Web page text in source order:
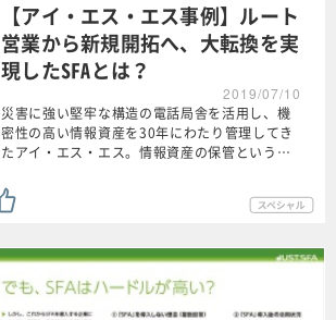
【アイ・エス・エス事例】ルート
営業から新規開拓へ、大転換を実
現したSFAとは？
2019/07/10
災害に強い堅牢な構造の電話局舎を活用し、機
密性の高い情報資産を30年にわたり管理してき
たアイ・エス・エス。情報資産の保管という…